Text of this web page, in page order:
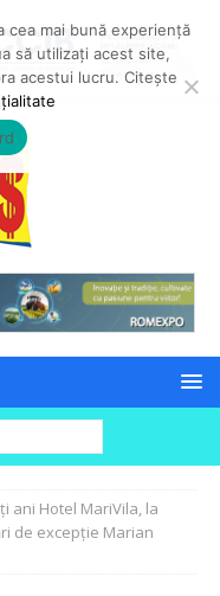
ani Hotel MariVila, la
de excepţie Marian
cea mai bună experiență
să utilizați acest site,
acestui lucru. Citește